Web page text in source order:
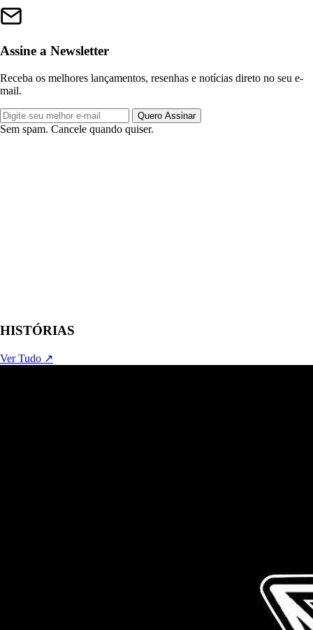
Assine a Newsletter
Receba os melhores lançamentos, resenhas e notícias direto no seu e-
mail.
Quero Assinar
Sem spam. Cancele quando quiser.
HISTÓRIAS
Ver Tudo ↗